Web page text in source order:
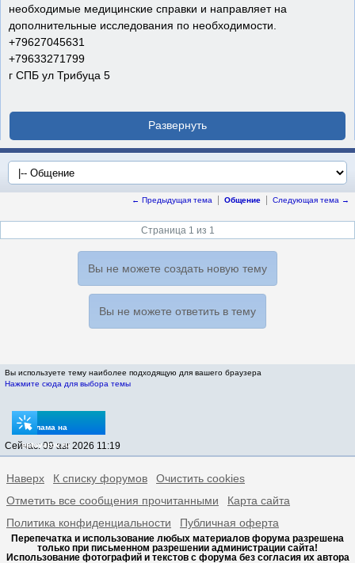
необходимые медицинские справки и направляет на
дополнительные исследования по необходимости.
+79627045631
+79633271799
г СПБ ул Трибуца 5
← Предыдущая тема Общение Следующая тема →
Страница 1 из 1
Вы не можете создать новую тему
Вы не можете ответить в тему
Вы используете тему наиболее подходящую для вашего браузера
Нажмите сюда для выбора темы
Реклама на
sptovarov.ru
Сейчас: 09 авг 2026 11:19
Наверх К списку форумов
Очистить cookies
Отметить все сообщения прочитанными
Карта сайта
Политика конфиденциальности
Публичная оферта